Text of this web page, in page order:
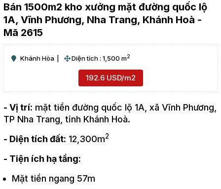
Bán 1500m2 kho xưởng mặt đường quốc lộ
1A, Vĩnh Phương, Nha Trang, Khánh Hoà -
Mã 2615
Khánh Hòa Diện tích : 1,500 m2
192.6 USD/m2
- Vị trí: mặt tiền đường quốc lộ 1A, xã Vĩnh Phương,
TP Nha Trang, tỉnh Khánh Hoà.
- Diện tích đất: 12,300m2
- Tiện ích hạ tầng:
Mặt tiền ngang 57m